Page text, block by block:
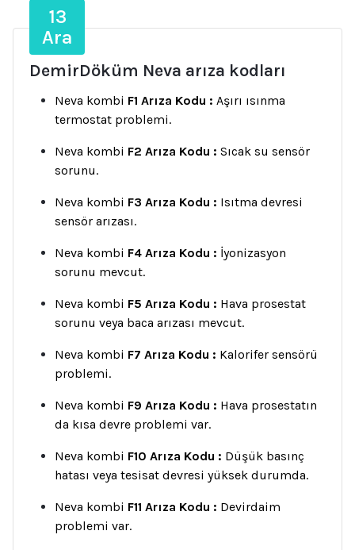
13
Ara
DemirDöküm Neva arıza kodları
Neva kombi F1 Arıza Kodu : Aşırı ısınma
termostat problemi.
Neva kombi F2 Arıza Kodu : Sıcak su sensör
sorunu.
Neva kombi F3 Arıza Kodu : Isıtma devresi
sensör arızası.
Neva kombi F4 Arıza Kodu : İyonizasyon
sorunu mevcut.
Neva kombi F5 Arıza Kodu : Hava prosestat
sorunu veya baca arızası mevcut.
Neva kombi F7 Arıza Kodu : Kalorifer sensörü
problemi.
Neva kombi F9 Arıza Kodu : Hava prosestatın
da kısa devre problemi var.
Neva kombi F10 Arıza Kodu : Düşük basınç
hatası veya tesisat devresi yüksek durumda.
Neva kombi F11 Arıza Kodu : Devirdaim
problemi var.